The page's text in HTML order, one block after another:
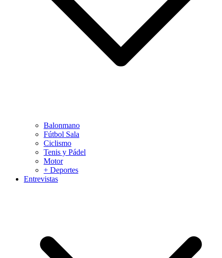
Balonmano
Fútbol Sala
Ciclismo
Tenis y Pádel
Motor
+ Deportes
Entrevistas